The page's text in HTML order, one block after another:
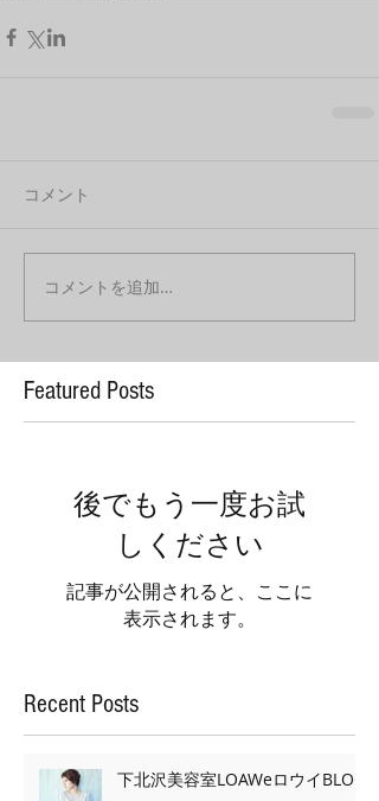
コメント
コメントを追加…
Featured Posts
後でもう一度お試
しください
記事が公開されると、ここに
表示されます。
Recent Posts
下北沢美容室LOAWeロウイBLOG